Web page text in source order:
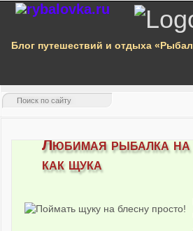
Блог путешествий и отдыха
Любимая рыбалка
как щука